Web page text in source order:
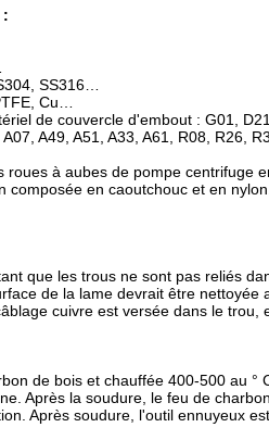
:
SS316…
Cu…
de couvercle d'embout : G01,
A49, A51, A33, A61, R08, R26,
à aubes de pompe
en caoutchouc et en
que les trous ne sont pas reliés
de la lame devrait être
cuivre est versée dans le
de bois et chauffée 400-500 au
Après la soudure, le feu de
Après soudure, l'outil ennuyeux